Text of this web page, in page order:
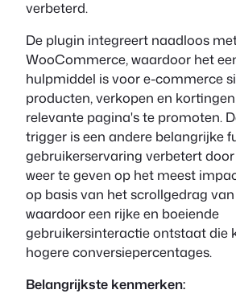
verbeterd.
De plugin integreert naadloos
WooCommerce, waardoor het
hulpmiddel is voor e-commerce
producten, verkopen en
relevante pagina's te promoten.
trigger is een andere belangrijke
gebruikerservaring verbetert
weer te geven op het meest
op basis van het scrollgedrag van
waardoor een rijke en boeiende
gebruikersinteractie ontstaat die
hogere conversiepercentages.
Belangrijkste kenmerken: